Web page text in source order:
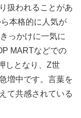
扱われることがあ
本格的に人気が
っかけに一気に
MARTなどでの
しとなり、Z世
増中です。言葉を
て共感されている